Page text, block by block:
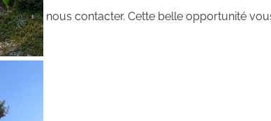
pas à nous contacter. Cette belle opportunité